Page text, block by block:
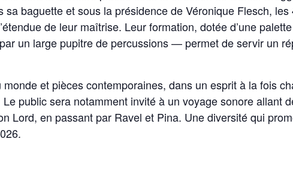
baguette et sous la présidence de Véronique Flesch, les
de leur maîtrise. Leur formation, dotée d’une palette
un large pupitre de percussions — permet de servir un
et pièces contemporaines, dans un esprit à la fois
public sera notamment invité à un voyage sonore allant
Lord, en passant par Ravel et Pina. Une diversité qui